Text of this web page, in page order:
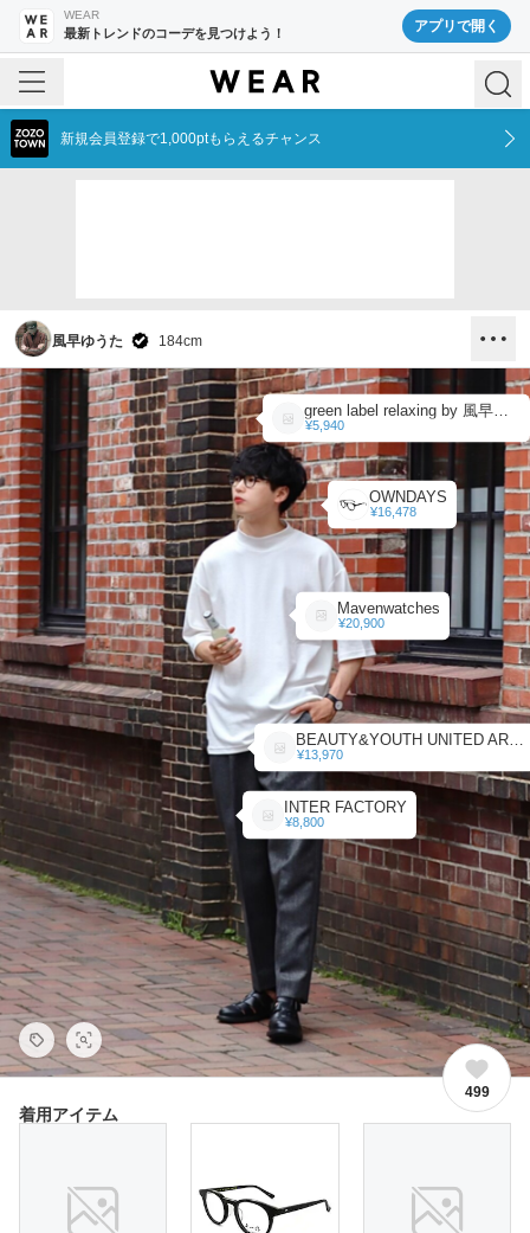
WEAR
最新トレンドのコーデを見つけよう！ アプリで開く
新規会員登録で1,000ptもらえるチャンス
風早ゆうた 184cm
¥5,940
OWNDAYS
¥16,478
INTER FACTORY
¥8,800
BEAUTY&YOUTH UNITED ARROWS
¥13,970
Mavenwatches
¥20,900
499
着用アイテム